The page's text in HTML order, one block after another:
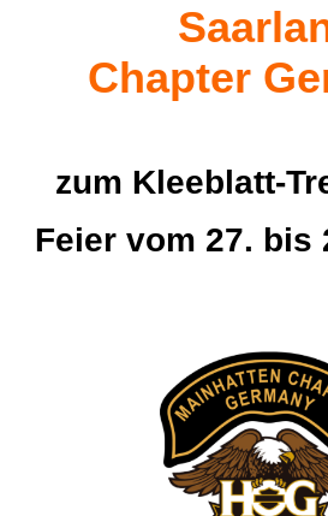
Chapter
zum Kleeblatt-
Feier vom 27. bis